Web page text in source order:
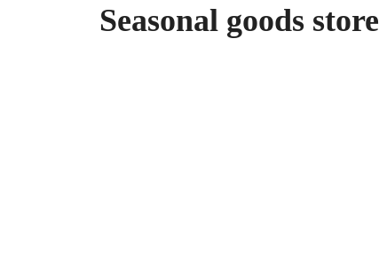
Seasonal goods store